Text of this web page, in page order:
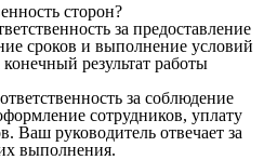
сторон?
за предоставление
сроков и выполнение условий
результат работы
за соблюдение
сотрудников, уплату
Ваш руководитель отвечает за
выполнения.